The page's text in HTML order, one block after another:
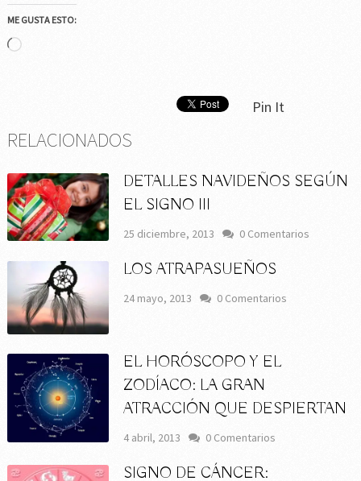
ME GUSTA ESTO:
Cargando...
Pin It
RELACIONADOS
DETALLES NAVIDEÑOS SEGÚN
EL SIGNO III
25 diciembre, 2013 0 Comentarios
LOS ATRAPASUEÑOS
24 mayo, 2013 0 Comentarios
EL HORÓSCOPO Y EL
ZODÍACO: LA GRAN
ATRACCIÓN QUE DESPIERTAN
4 abril, 2013 0 Comentarios
SIGNO DE CÁNCER: